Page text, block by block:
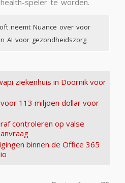
speler te worden.
neemt Nuance over voor
AI voor gezondheidszorg
ziekenhuis in Doornik voor
113 miljoen dollar voor
controleren op valse
binnen de Office 365